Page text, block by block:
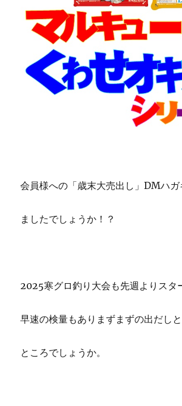
会員様への「歳末大売出し」DMハガ
ましたでしょうか！？
2025寒グロ釣り大会も先週よりスタ
早速の検量もありまずまずの出だし
ところでしょうか。